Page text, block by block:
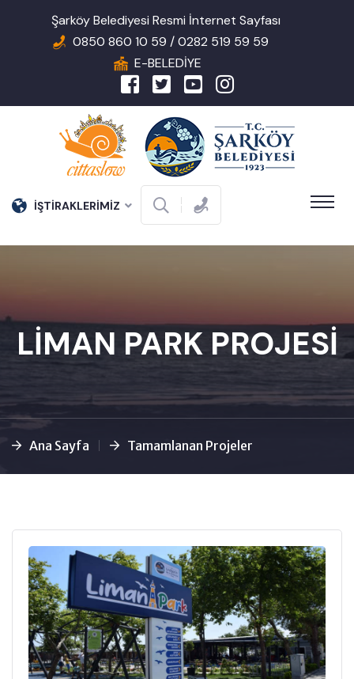
Şarköy Belediyesi Resmi İnternet Sayfası
0850 860 10 59 / 0282 519 59 59
E-BELEDİYE
İŞTİRAKLERİMİZ
LİMAN PARK PROJESİ
Ana Sayfa Tamamlanan Projeler